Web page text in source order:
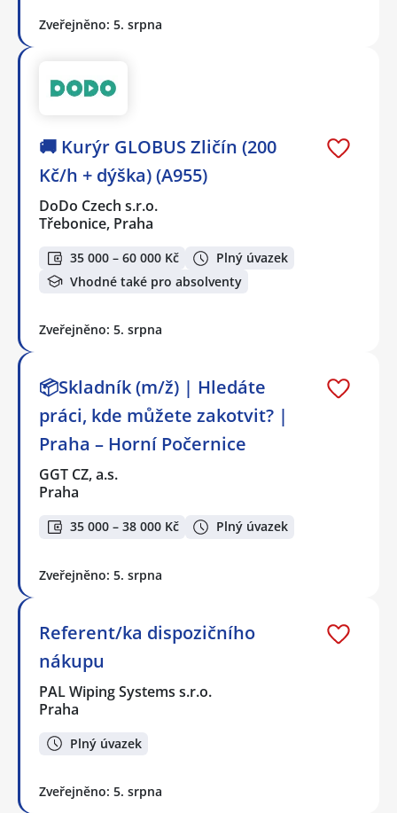
Zveřejněno: 5. srpna
🚚 Kurýr GLOBUS Zličín (200
Kč/h + dýška) (A955)
DoDo Czech s.r.o.
Třebonice, Praha
35 000 – 60 000 Kč
Plný úvazek
Vhodné také pro absolventy
Zveřejněno: 5. srpna
📦Skladník (m/ž) | Hledáte
práci, kde můžete zakotvit? |
Praha – Horní Počernice
GGT CZ, a.s.
Praha
35 000 – 38 000 Kč Plný úvazek
Zveřejněno: 5. srpna
Referent/ka dispozičního
nákupu
PAL Wiping Systems s.r.o.
Praha
Plný úvazek
Zveřejněno: 5. srpna